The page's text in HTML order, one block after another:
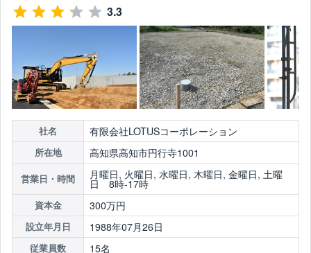
3.3
社名 有限会社LOTUSコーポレーション
所在地 高知県高知市円行寺1001
営業日・時間 月曜日, 火曜日, 水曜日, 木曜日, 金曜日, 土曜
日 8時-17時
資本金 300万円
設立年月日 1988年07月26日
従業員数 15名